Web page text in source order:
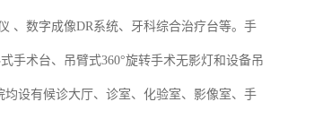
、数字成像DR系统、牙科综合治疗台等。手
手术台、吊臂式360°旋转手术无影灯和设备吊
设有候诊大厅、诊室、化验室、影像室、手